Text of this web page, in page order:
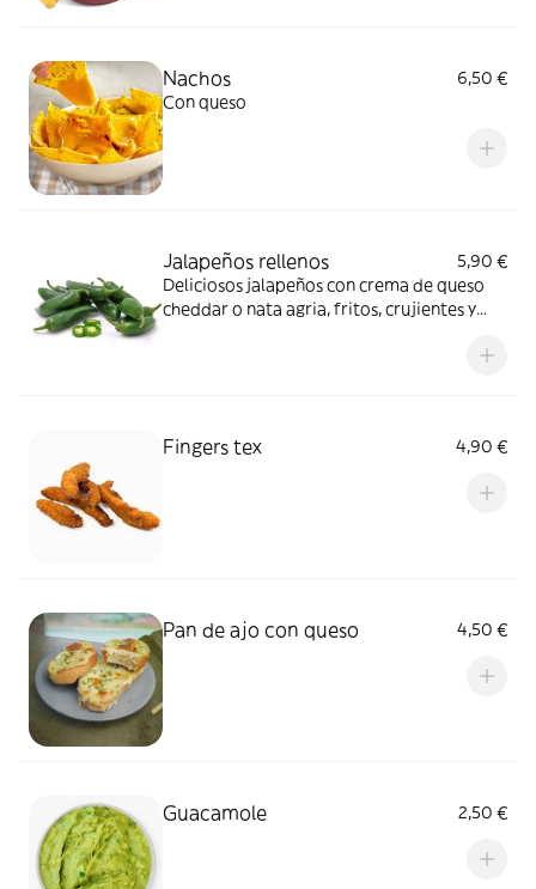
Nachos
6,50 €
Con queso
Jalapeños rellenos
5,90 €
Deliciosos jalapeños con crema de queso
cheddar o nata agria, fritos, crujientes y
Fingers tex 4,90 €
Pan de ajo con queso 4,50 €
Guacamole 2,50 €